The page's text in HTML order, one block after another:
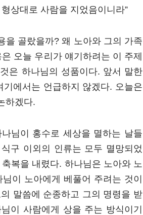
상대로 사람을 지었음이니라”
을 골랐을까? 왜 노아와 그의 가족
오늘 우리가 얘기하려는 이 주제
은 하나님의 성품이다. 앞서 말한
에서는 언급하지 않겠다. 오늘은
하겠다.
님이 홍수로 세상을 멸하는 날들
구 이외의 인류는 모두 멸망되었
복을 내렸다. 하나님은 노아와 노
이 노아에게 베풀어 주려는 것이
말씀에 순종하고 그의 명령을 받
이 사람에게 상을 주는 방식이기